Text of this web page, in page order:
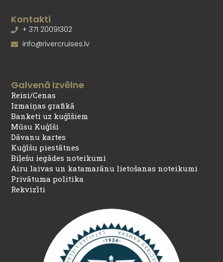
Galvenā Izvēlne
Reisi/Cenas
Izmaiņas grafikā
Banketi uz kuģīšiem
Mūsu Kuģīši
Dāvanu kartes
Kuģīšu piestātnes
Biļešu iegādes noteikumi
Airu laivas un katamarānu lietošanas noteikumi
Privātuma politika
Rekvizīti
Kontakti
+ 371 20091302
info@rivercruises.lv